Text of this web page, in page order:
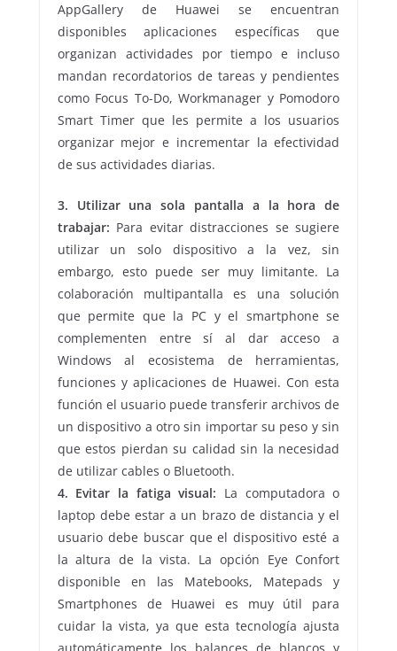
AppGallery de Huawei se encuentran
disponibles aplicaciones específicas que
organizan actividades por tiempo e incluso
mandan recordatorios de tareas y pendientes
como Focus To-Do, Workmanager y Pomodoro
Smart Timer que les permite a los usuarios
organizar mejor e incrementar la efectividad
de sus actividades diarias.
3. Utilizar una sola pantalla a la hora de
trabajar: Para evitar distracciones se sugiere
utilizar un solo dispositivo a la vez, sin
embargo, esto puede ser muy limitante. La
colaboración multipantalla es una solución
que permite que la PC y el smartphone se
complementen entre sí al dar acceso a
Windows al ecosistema de herramientas,
funciones y aplicaciones de Huawei. Con esta
función el usuario puede transferir archivos de
un dispositivo a otro sin importar su peso y sin
que estos pierdan su calidad sin la necesidad
de utilizar cables o Bluetooth.
4. Evitar la fatiga visual: La computadora o
laptop debe estar a un brazo de distancia y el
usuario debe buscar que el dispositivo esté a
la altura de la vista. La opción Eye Confort
disponible en las Matebooks, Matepads y
Smartphones de Huawei es muy útil para
cuidar la vista, ya que esta tecnología ajusta